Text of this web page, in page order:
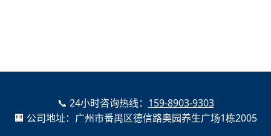
📞 24小时咨询热线： 159-8903-9303
🏢 公司地址：广州市番禺区德信路奥园养生广场1栋2005